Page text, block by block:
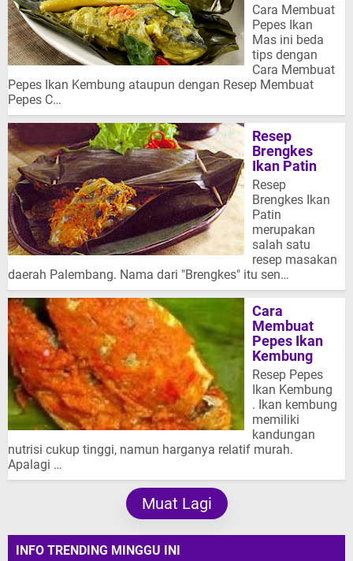
Cara Membuat
Pepes Ikan
Mas ini beda
tips dengan
Cara Membuat
Pepes Ikan Kembung ataupun dengan Resep Membuat
Pepes C…
Resep
Brengkes
Ikan Patin
Resep
Brengkes Ikan
Patin
merupakan
salah satu
resep masakan
daerah Palembang. Nama dari "Brengkes" itu sen…
Cara
Membuat
Pepes Ikan
Kembung
Resep Pepes
Ikan Kembung
. Ikan kembung
memiliki
kandungan
nutrisi cukup tinggi, namun harganya relatif murah.
Apalagi …
Muat Lagi
INFO TRENDING MINGGU INI